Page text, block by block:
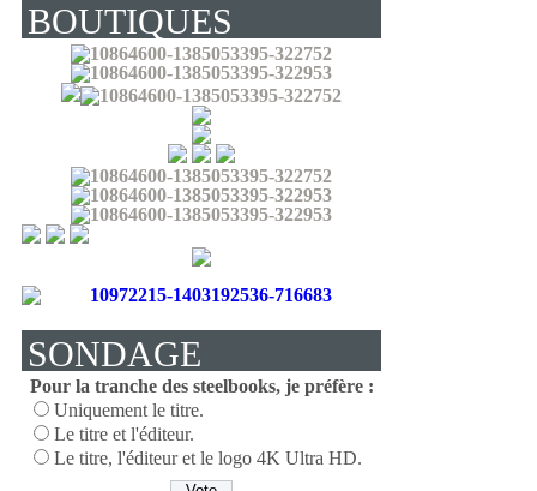
BOUTIQUES
(LIVRENT EN
FRANCE) :
SONDAGE
Pour la tranche des steelbooks, je préfère :
Uniquement le titre.
Le titre et l'éditeur.
Le titre, l'éditeur et le logo 4K Ultra HD.